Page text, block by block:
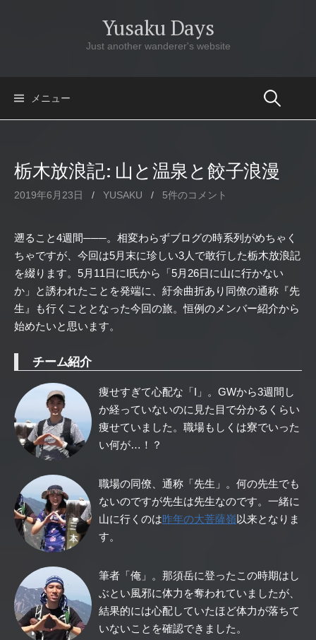
Yusaku Days
Just another wanderer's website
メニュー
栃木放浪記: 山と温泉と餃子浪漫
2019年6月23日 / YUSAKU / 5件のコメント
遡ること4週間───。相変わらずブログの時系列がめちゃく
ちゃですが、今回は5月末に珍しい3人で敢行した栃木放浪記
を綴ります。5月11日にI氏から「5月26日に山に行かない
か」と誘われたことを発端に、紆余曲折あり同僚の通称『先
生』も行くこととなった今回の旅。恒例のメンバー紹介から
始めたいと思います。
チーム紹介
痩せすぎて心配な「I」。GWから3週間し
か経っていないのに見た目で分かるくらい
痩せていました。職場もしくは寮でいった
い何が…！？
職場の同僚、通称「先生」。何の先生でも
ないのですが先生は先生なのです。一緒に
山に行くのは昨年の大菩薩嶺以来となりま
す。
筆者「俺」。那須岳に登ったこの時期はし
ぶとい風邪に体力を奪われていましたが、
結果的には心配していたほど体力が落ちて
いないことを確認できました。